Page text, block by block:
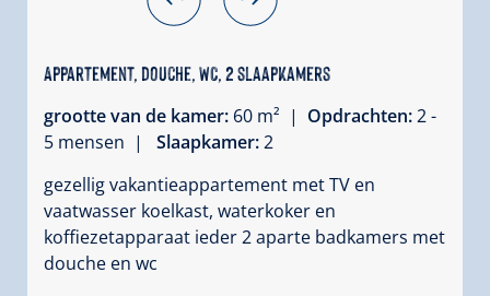
Appartement, douche, WC, 2 slaapkamers
grootte van de kamer: 60 m² | Opdrachten:2 -
5 mensen |
Slaapkamer:2
gezellig vakantieappartement met TV en
vaatwasser koelkast, waterkoker en
koffiezetapparaat ieder 2 aparte badkamers met
douche en wc